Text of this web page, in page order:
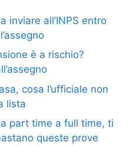
inviare all’INPS entro
è a rischio?
cosa l’ufficiale non
lista
part time a full time, ti
queste prove